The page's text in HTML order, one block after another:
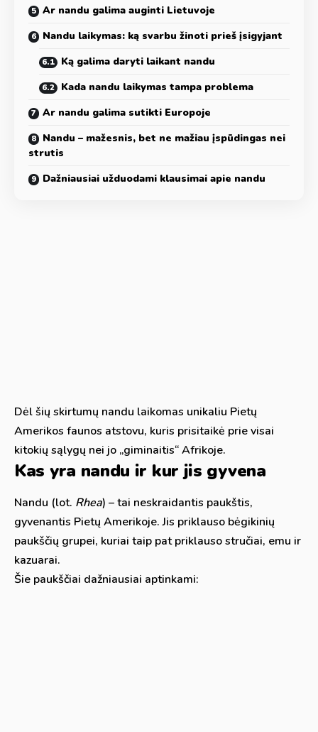
Ar nandu galima auginti Lietuvoje
Nandu laikymas: ką svarbu žinoti prieš įsigyjant
Ką galima daryti laikant nandu
Kada nandu laikymas tampa problema
Ar nandu galima sutikti Europoje
Nandu – mažesnis, bet ne mažiau įspūdingas nei
strutis
Dažniausiai užduodami klausimai apie nandu
Dėl šių skirtumų nandu laikomas unikaliu Pietų
Amerikos faunos atstovu, kuris prisitaikė prie visai
kitokių sąlygų nei jo „giminaitis“ Afrikoje.
Kas yra nandu ir kur jis gyvena
Nandu (lot. Rhea) – tai neskraidantis paukštis,
gyvenantis Pietų Amerikoje. Jis priklauso bėgikinių
paukščių grupei, kuriai taip pat priklauso stručiai, emu ir
kazuarai.
Šie paukščiai dažniausiai aptinkami: